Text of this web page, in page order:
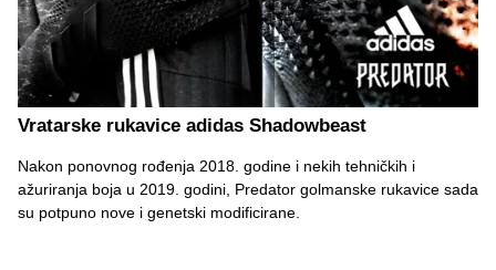
Vratarske rukavice adidas Shadowbeast
Nakon ponovnog rođenja 2018. godine i nekih tehničkih i
ažuriranja boja u 2019. godini, Predator golmanske rukavice sada
su potpuno nove i genetski modificirane.